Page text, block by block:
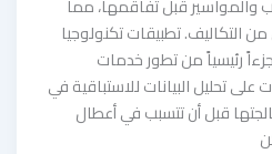
التكاليف. تطبيقات تكنولوجيا
رئيسياً من تطور خدمات
تحليل البيانات للاستباقية في
قبل أن تتسبب في أعطال